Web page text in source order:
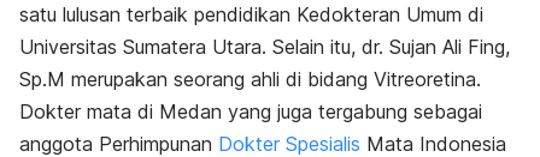
satu lulusan terbaik pendidikan Kedokteran Umum di
Universitas Sumatera Utara. Selain itu, dr. Sujan Ali Fing,
Sp.M merupakan seorang ahli di bidang Vitreoretina.
Dokter mata di Medan yang juga tergabung sebagai
anggota Perhimpunan Dokter Spesialis Mata Indonesia